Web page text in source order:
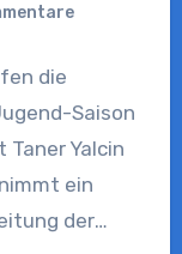
die
Saison
Yalcin
ein
der